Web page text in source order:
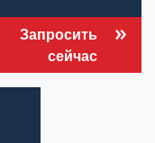
Запросить
сейчас